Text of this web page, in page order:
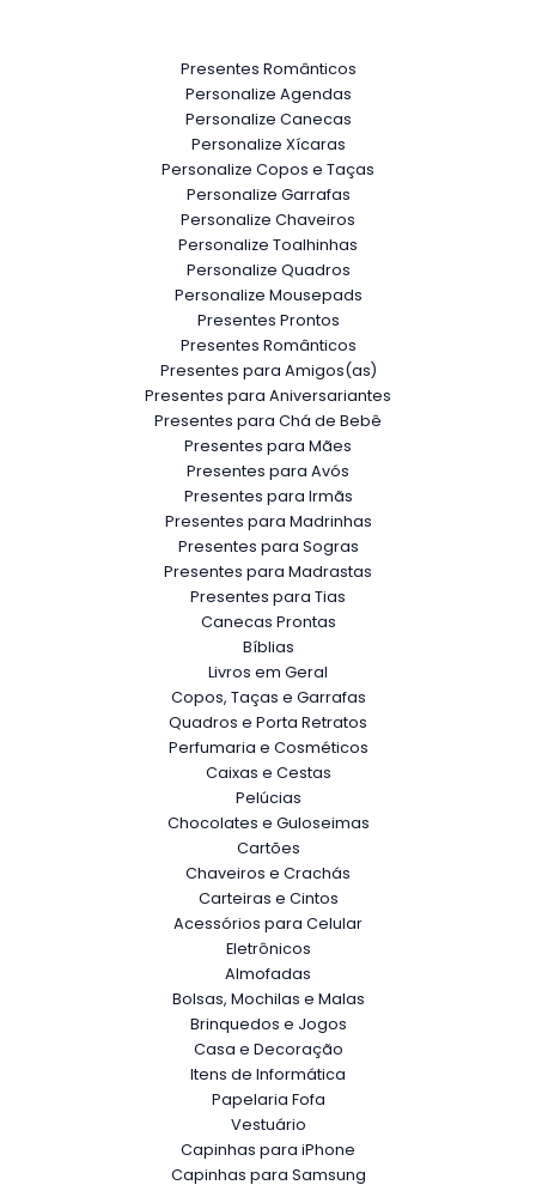
Presentes Românticos
Personalize Agendas
Personalize Canecas
Personalize Xícaras
Personalize Copos e Taças
Personalize Garrafas
Personalize Chaveiros
Personalize Toalhinhas
Personalize Quadros
Personalize Mousepads
Presentes Prontos
Presentes Românticos
Presentes para Amigos(as)
Presentes para Aniversariantes
Presentes para Chá de Bebê
Presentes para Mães
Presentes para Avós
Presentes para Irmãs
Presentes para Madrinhas
Presentes para Sogras
Presentes para Madrastas
Presentes para Tias
Canecas Prontas
Bíblias
Livros em Geral
Copos, Taças e Garrafas
Quadros e Porta Retratos
Perfumaria e Cosméticos
Caixas e Cestas
Pelúcias
Chocolates e Guloseimas
Cartões
Chaveiros e Crachás
Carteiras e Cintos
Acessórios para Celular
Eletrônicos
Almofadas
Bolsas, Mochilas e Malas
Brinquedos e Jogos
Casa e Decoração
Itens de Informática
Papelaria Fofa
Vestuário
Capinhas para iPhone
Capinhas para Samsung